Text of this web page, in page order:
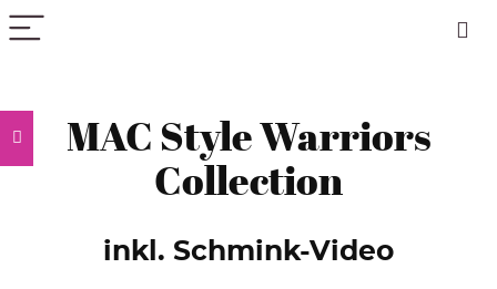
MAC Style Warriors
Collection
inkl. Schmink-Video